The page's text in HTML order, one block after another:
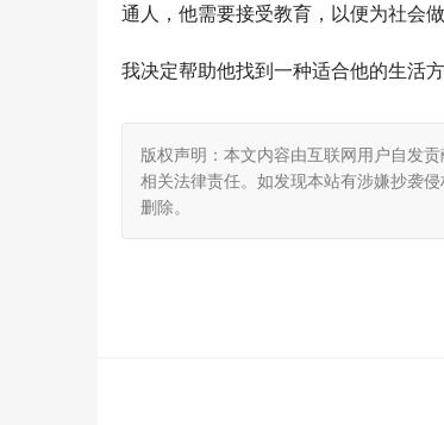
通人，他需要接受教育，以便为社会做
我决定帮助他找到一种适合他的生活
版权声明：本文内容由互联网用户自发
相关法律责任。如发现本站有涉嫌抄袭
删除。